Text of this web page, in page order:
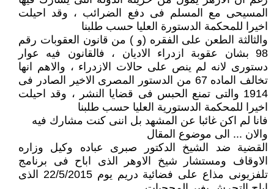
المسيحى مع المسلم فى دفع الضرائب ، وقد احيلت
اخيرا للمحكمة الدستورة العليا حسب طلبنا
والثالثة الطعن على الفقره (و ) من قانون العقوبات رقم
98 بشان عقوبة ازدراء الاديان ، فالقانون فيه عوار
دستورى لانه لم ينص على حالات الازدراء ، والاهم انها
تخالف الماده 67 من الدستور المصرى الاخير الصادر فى
1914 والتى تمنع الحبس فى قضايا النشر ، وقد احيلت
اخيرا للمحكمة الدستورية العليا حسب طلبنا
فانا لم اكن غائبا عن المشهد بل اننى كنت مشارك فيه
والان ... الى موضوع المقال
القضية ضد الشيخ الدكتور صبرى عباده وكيل وزاره
الاوقاف ومستشار شيخ الاوهر الذى اباح فى برنامج
تلفزيونى مذاع على فضائية دريم يوم 22/5/2015 الذى